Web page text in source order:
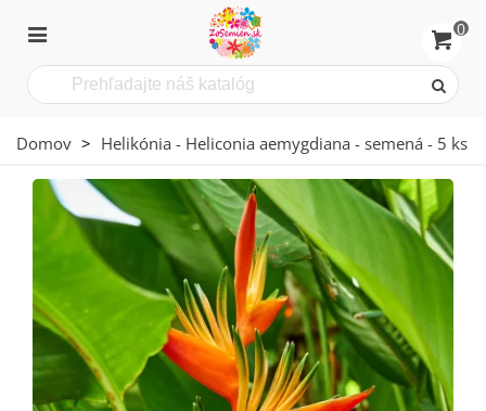
0
Domov > Helikónia - Heliconia aemygdiana - semená - 5 ks